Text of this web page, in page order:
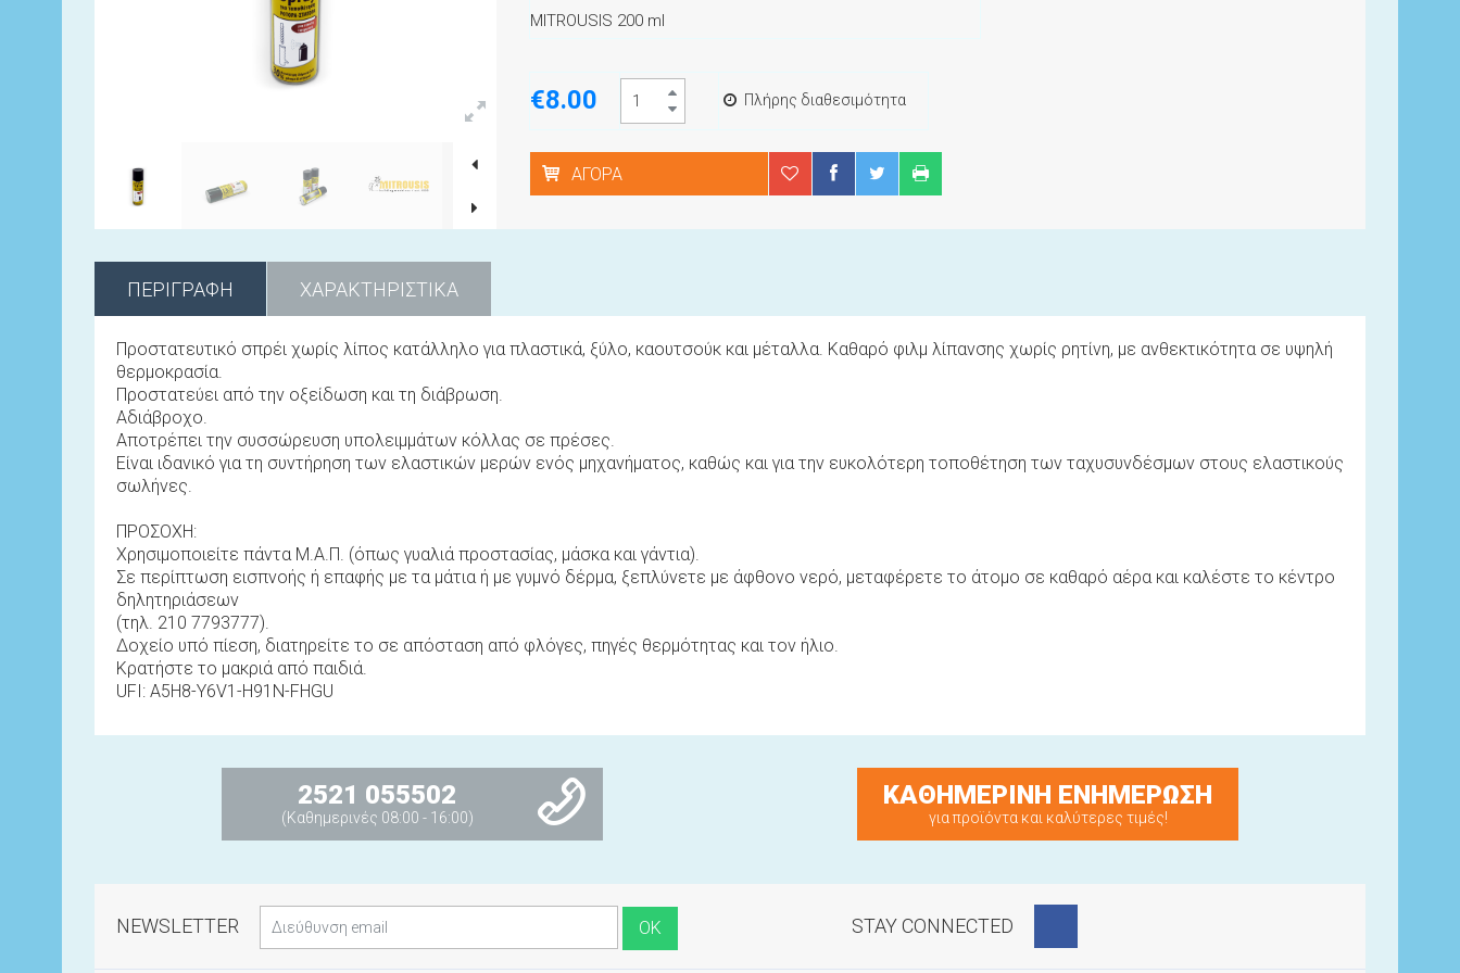
ΜΙTROUSIS 200 ml
€8.00 Πλήρης διαθεσιμότητα
ΑΓΟΡΆ
ΠΕΡΙΓΡΑΦΉ ΧΑΡΑΚΤΗΡΙΣΤΙΚΆ
Προστατευτικό σπρέι χωρίς λίπος κατάλληλο για πλαστικά, ξύλο, καουτσούκ και μέταλλα. Καθαρό φιλμ λίπανσης χωρίς ρητίνη, με ανθεκτικότητα σε υψηλή
θερμοκρασία.
Προστατεύει από την οξείδωση και τη διάβρωση.
Αδιάβροχο.
Αποτρέπει την συσσώρευση υπολειμμάτων κόλλας σε πρέσες.
Είναι ιδανικό για τη συντήρηση των ελαστικών μερών ενός μηχανήματος, καθώς και για την ευκολότερη τοποθέτηση των ταχυσυνδέσμων στους ελαστικούς
σωλήνες.
ΠΡΟΣΟΧΗ:
Χρησιμοποιείτε πάντα Μ.Α.Π. (όπως γυαλιά προστασίας, μάσκα και γάντια).
Σε περίπτωση εισπνοής ή επαφής με τα μάτια ή με γυμνό δέρμα, ξεπλύνετε με άφθονο νερό, μεταφέρετε το άτομο σε καθαρό αέρα και καλέστε το κέντρο
δηλητηριάσεων
(τηλ. 210 7793777).
Δοχείο υπό πίεση, διατηρείτε το σε απόσταση από φλόγες, πηγές θερμότητας και τον ήλιο.
Κρατήστε το μακριά από παιδιά.
UFI: A5H8-Y6V1-H91N-FHGU
2521 055502
(Καθημερινές 08:00 - 16:00)
ΚΑΘΗΜΕΡΙΝΗ ΕΝΗΜΕΡΩΣΗ
για προϊόντα και καλύτερες τιμές!
NEWSLETTER STAY CONNECTED